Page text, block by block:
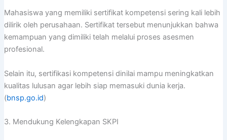
Mahasiswa yang memiliki sertifikat kompetensi sering kali lebih
dilirik oleh perusahaan. Sertifikat tersebut menunjukkan bahwa
kemampuan yang dimiliki telah melalui proses asesmen
profesional.
Selain itu, sertifikasi kompetensi dinilai mampu meningkatkan
kualitas lulusan agar lebih siap memasuki dunia kerja.
(bnsp.go.id)
3. Mendukung Kelengkapan SKPI